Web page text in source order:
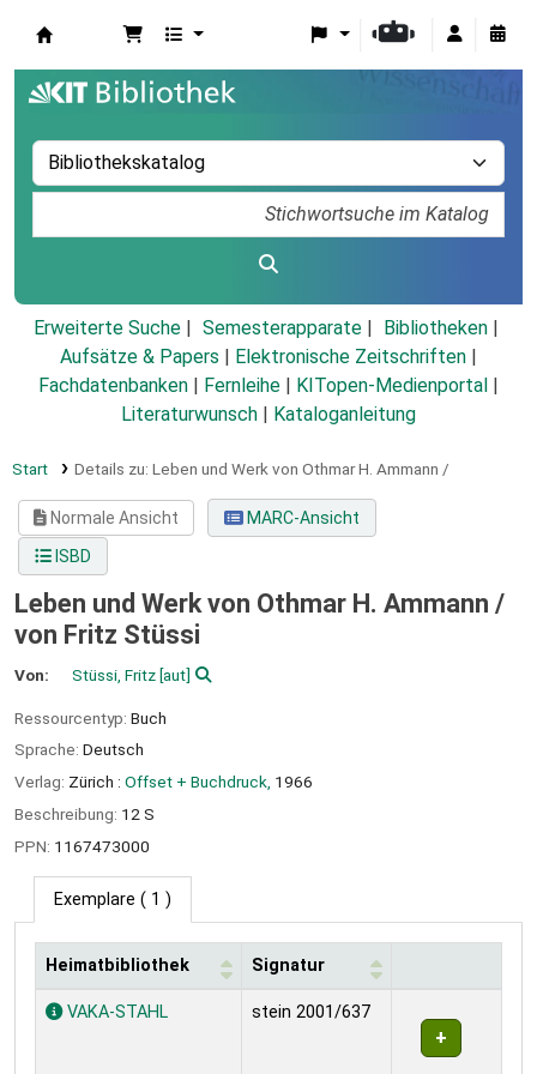
Erweiterte Suche Semesterapparate
Bibliotheken
Aufsätze & Papers
Elektronische Zeitschriften
Fachdatenbanken
Fernleihe KITopen-Medienportal
Literaturwunsch
Kataloganleitung
Start Details zu: Leben und Werk von Othmar H. Ammann /
Normale Ansicht
MARC-Ansicht
ISBD
Leben und Werk von Othmar H. Ammann /
von Fritz Stüssi
Von: Stüssi, Fritz[aut]
Ressourcentyp: Buch
Sprache: Deutsch
Verlag: Zürich : Offset + Buchdruck, 1966
Beschreibung: 12 S
PPN: 1167473000
Exemplare ( 1 )
Exemplare
Heimatbibliothek Signatur
VAKA-STAHL stein 2001/637